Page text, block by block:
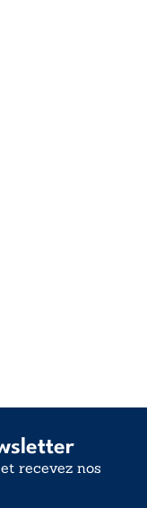
recevez nos